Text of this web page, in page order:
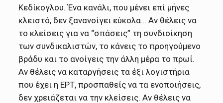
Κεδίκογλου. Ένα κανάλι, που μένει επί μήνες
κλειστό, δεν ξανανοίγει εύκολα… Αν θέλεις να
το κλείσεις για να “σπάσεις” τη συνδιοίκηση
των συνδικαλιστών, το κάνεις το προηγούμενο
βράδυ και το ανοίγεις την άλλη μέρα το πρωί.
Αν θέλεις να καταργήσεις τα έξι λογιστήρια
που έχει η ΕΡΤ, προσπαθείς να τα ενοποιήσεις,
δεν χρειάζεται να την κλείσεις. Αν θέλεις να